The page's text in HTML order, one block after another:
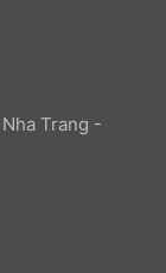
Trang -